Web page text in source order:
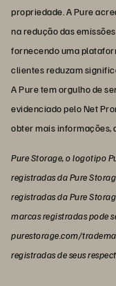
propriedade. A Pure
na redução das
fornecendo uma
clientes reduzam
A Pure tem orgulho de
evidenciado pelo Net
obter mais informações,
Pure Storage, o logotipo
registradas da Pure
registradas da Pure
marcas registradas pode
purestorage.com/
registradas de seus